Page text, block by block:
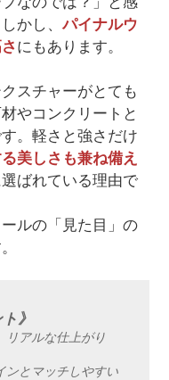
かし、パイナルウ
にもあります。
スチャーがとても
やコンクリートと
。軽さと強さだけ
美しさも兼ね備え
ばれている理由で
ルの「見た目」の
》
リアルな仕上がり
ンとマッチしやすい